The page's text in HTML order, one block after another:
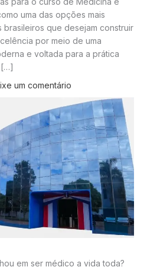
uma das opções mais
que desejam construir
por meio de uma
e voltada para a prática
[…]
um comentário
em ser médico a vida toda?